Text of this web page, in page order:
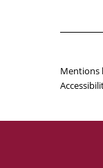
Mentions